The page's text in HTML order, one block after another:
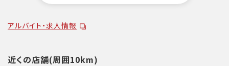
アルバイト・求人情報
近くの店舗(周囲10km)